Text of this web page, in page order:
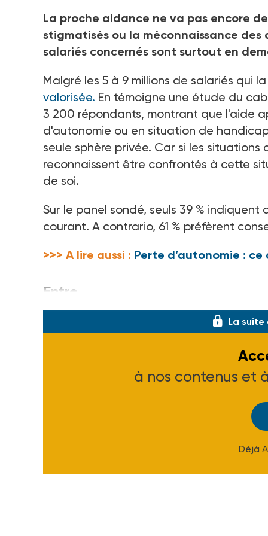
La proche aidance ne va pas encore
stigmatisés ou la méconnaissance des
salariés concernés sont surtout en
Malgré les 5 à 9 millions de salariés qui
valorisée. En témoigne une étude du
3 200 répondants, montrant que l'aide
d'autonomie ou en situation de
seule sphère privée. Car si les
reconnaissent être confrontés à cette
de soi.
Sur le panel sondé, seuls 39 % indiquent
courant. A contrario, 61 % préfèrent
>>> A lire aussi : Perte d’autonomie :
Entre
La suite
à nos contenus et
Déjà